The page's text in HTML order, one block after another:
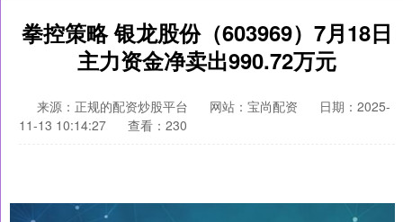
拳控策略 银龙股份（603969）7月18日
主力资金净卖出990.72万元
来源：正规的配资炒股平台 网站：宝尚配资
日期：2025-
11-13 10:14:27
查看：230